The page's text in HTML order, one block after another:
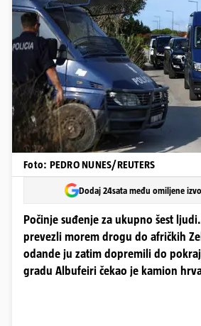
Foto: PEDRO NUNES/REUTERS
Dodaj 24sata među omiljene
Počinje suđenje za ukupno šest
prevezli morem drogu do afričkih
odande ju zatim dopremili do
gradu Albufeiri čekao je kamion